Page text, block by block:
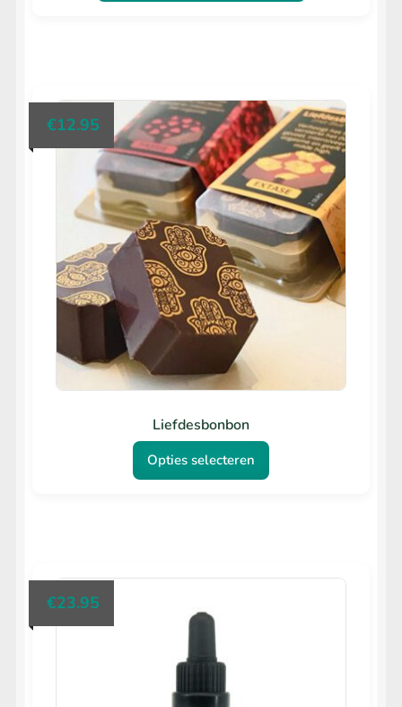
Liefdesbonbon
€12.95
Opties selecteren
meerdere
variaties.
Deze
optie
kan
€23.95